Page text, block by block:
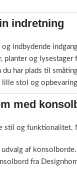
indretning
indbydende
planter og
har plads til
lille stol og
med
stil og
udvalg af
fra